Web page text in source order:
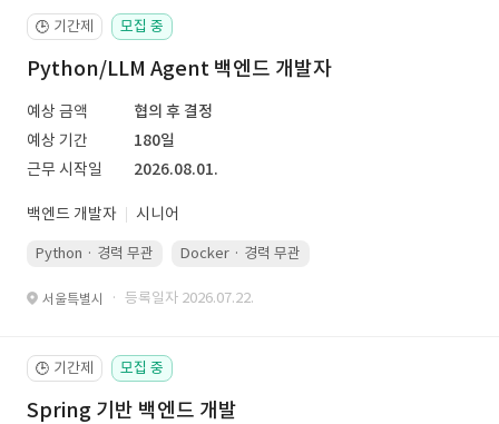
🕒 기간제 모집 중
Python/LLM Agent 백엔드 개발자
예상 금액
협의 후 결정
예상 기간
180일
근무 시작일
2026.08.01.
백엔드 개발자 시니어
Python · 경력 무관 Docker · 경력 무관
서울특별시 · 등록일자 2026.07.22.
🕒 기간제 모집 중
Spring 기반 백엔드 개발